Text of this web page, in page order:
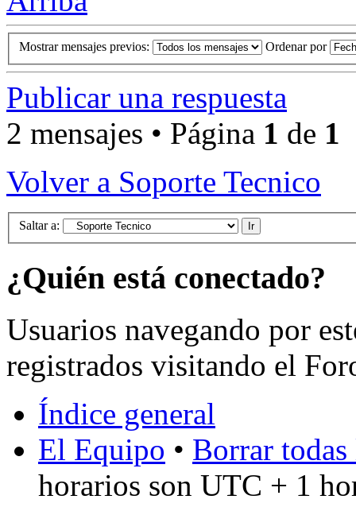
Mostrar mensajes previos: Ordenar por
Publicar una respuesta
2 mensajes • Página 1 de 1
Volver a Soporte Tecnico
Saltar a:
¿Quién está conectado?
Usuarios navegando por
registrados visitando el
Índice general
El Equipo • Borrar
horarios son UTC + 1